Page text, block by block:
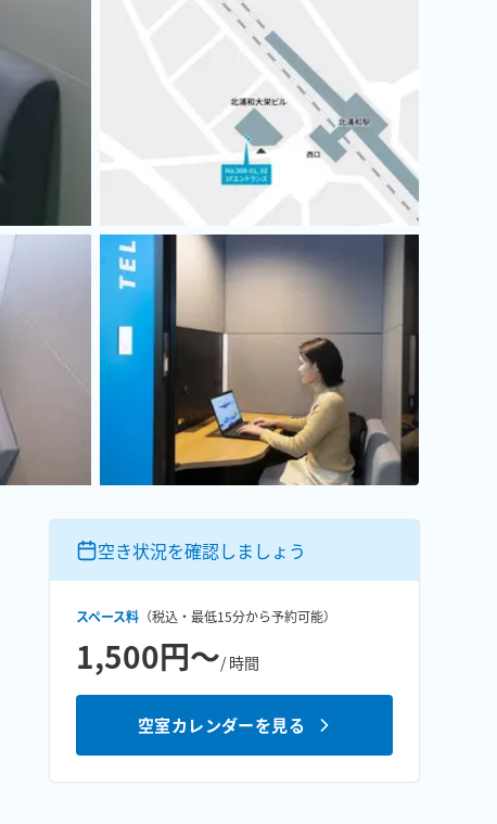
空き状況を確認しましょう
スペース料 （税込・最低15分から予約可能）
1,500円〜/ 時間
空室カレンダーを見る